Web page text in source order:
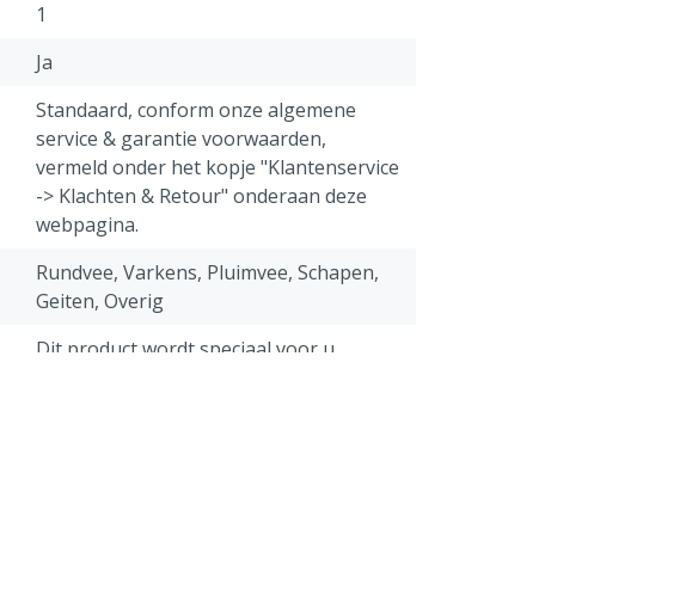
1
Ja
Standaard, conform onze algemene
service & garantie voorwaarden,
vermeld onder het kopje "Klantenservice
-> Klachten & Retour" onderaan deze
webpagina.
Rundvee, Varkens, Pluimvee, Schapen,
Geiten, Overig
Dit product wordt speciaal voor u